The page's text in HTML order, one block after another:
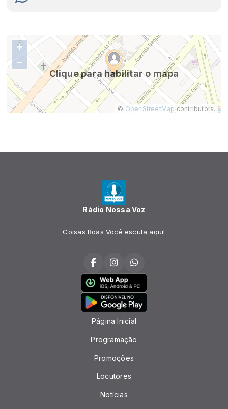
Clique para habilitar o mapa
+
−
© OpenStreetMap contributors.
Rádio Nossa Voz
Coisas Boas Você escuta aqui!
Página Inicial
Programação
Promoções
Locutores
Notícias